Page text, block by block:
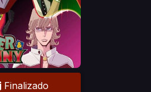
Finalizado